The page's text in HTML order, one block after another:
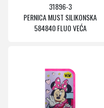
31896-3
PERNICA MUST SILIKONSKA
584840 FLUO VEĆA